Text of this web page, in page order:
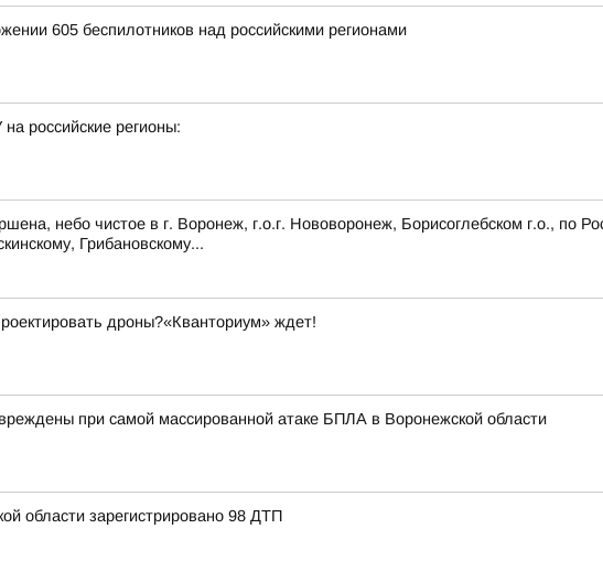
605 беспилотников над российскими регионами
российские регионы:
небо чистое в г. Воронеж, г.о.г. Нововоронеж, Борисоглебском г.о., по
Грибановскому...
дроны?«Кванториум» ждет!
при самой массированной атаке БПЛА в Воронежской области
области зарегистрировано 98 ДТП